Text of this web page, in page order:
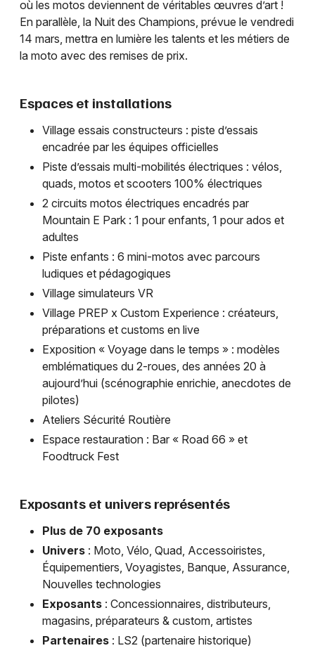
où les motos deviennent de véritables œuvres d’art !
En parallèle, la Nuit des Champions, prévue le vendredi
14 mars, mettra en lumière les talents et les métiers de
la moto avec des remises de prix.
Espaces et installations
Village essais constructeurs : piste d’essais
encadrée par les équipes officielles
Piste d’essais multi-mobilités électriques : vélos,
quads, motos et scooters 100% électriques
2 circuits motos électriques encadrés par
Mountain E Park : 1 pour enfants, 1 pour ados et
adultes
Piste enfants : 6 mini-motos avec parcours
ludiques et pédagogiques
Village simulateurs VR
Village PREP x Custom Experience : créateurs,
préparations et customs en live
Exposition « Voyage dans le temps » : modèles
emblématiques du 2-roues, des années 20 à
aujourd’hui (scénographie enrichie, anecdotes de
pilotes)
Ateliers Sécurité Routière
Espace restauration : Bar « Road 66 » et
Foodtruck Fest
Exposants et univers représentés
Plus de 70 exposants
Univers : Moto, Vélo, Quad, Accessoiristes,
Équipementiers, Voyagistes, Banque, Assurance,
Nouvelles technologies
Exposants : Concessionnaires, distributeurs,
magasins, préparateurs & custom, artistes
Partenaires : LS2 (partenaire historique)